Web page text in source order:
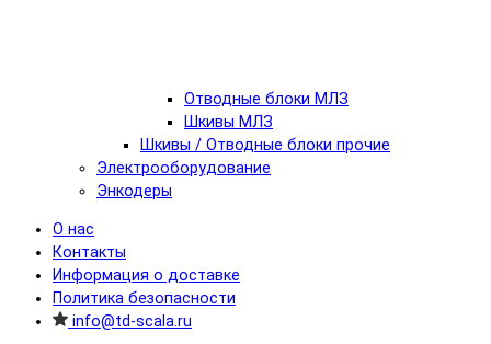
Отводные блоки МЛЗ
Шкивы МЛЗ
Шкивы / Отводные блоки прочие
Электрооборудование
Энкодеры
О нас
Контакты
Информация о доставке
Политика безопасности
info@td-scala.ru